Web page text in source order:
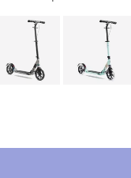
Choose a variant